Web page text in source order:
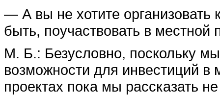
— А вы не хотите организовать
быть, поучаствовать в местной
М. Б.: Безусловно, поскольку
возможности для инвестиций в
проектах пока мы рассказать